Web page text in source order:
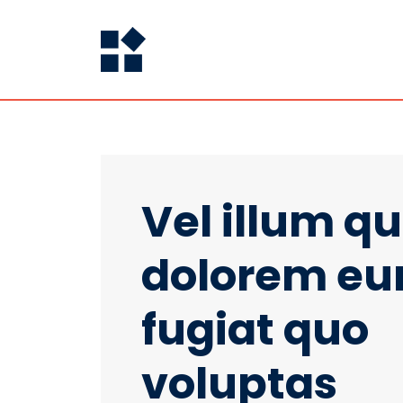
Vel illum
dolorem
fugiat quo
voluptas